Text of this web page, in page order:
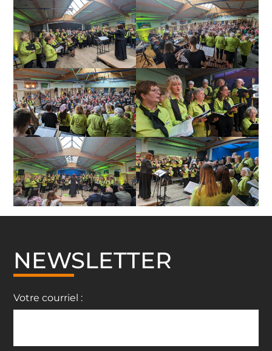
NEWSLETTER
Votre courriel :